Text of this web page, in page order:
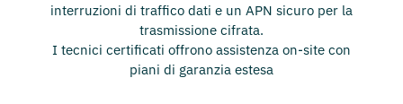
interruzioni di traffico dati e un APN sicuro per la
trasmissione cifrata.
I tecnici certificati offrono assistenza on-site con
piani di garanzia estesa